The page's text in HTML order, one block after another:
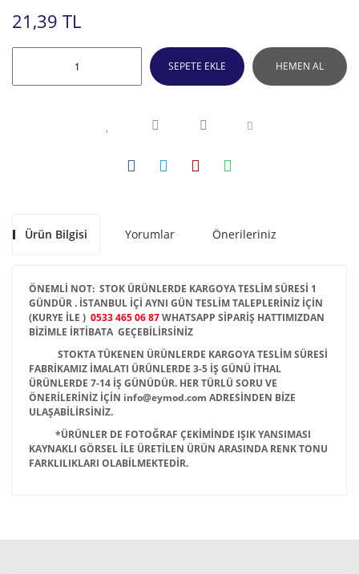
21,39 TL
SEPETE EKLE HEMEN AL
Ürün Bilgisi Yorumlar Önerileriniz
ÖNEMLİ NOT: STOK ÜRÜNLERDE KARGOYA TESLİM SÜRESİ 1
GÜNDÜR . İSTANBUL İÇİ AYNI GÜN TESLİM TALEPLERİNİZ İÇİN
(KURYE İLE ) 0533 465 06 87WHATSAPP SİPARİŞ HATTIMIZDAN
BİZİMLE İRTİBATA GEÇEBİLİRSİNİZ
STOKTA TÜKENEN ÜRÜNLERDE KARGOYA TESLİM SÜRESİ
FABRİKAMIZ İMALATI ÜRÜNLERDE 3-5 İŞ GÜNÜ İTHAL
ÜRÜNLERDE 7-14 İŞ GÜNÜDÜR. HER TÜRLÜ SORU VE
ÖNERİLERİNİZ İÇİN info@eymod.com ADRESİNDEN BİZE
ULAŞABİLİRSİNİZ.
*ÜRÜNLER DE FOTOĞRAF ÇEKİMİNDE IŞIK YANSIMASI
KAYNAKLI GÖRSEL İLE ÜRETİLEN ÜRÜN ARASINDA RENK TONU
FARKLILIKLARI OLABİLMEKTEDİR.